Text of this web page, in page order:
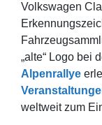
Volkswagen
„alte“ Logo bei
Alpenrallye
weltweit zum